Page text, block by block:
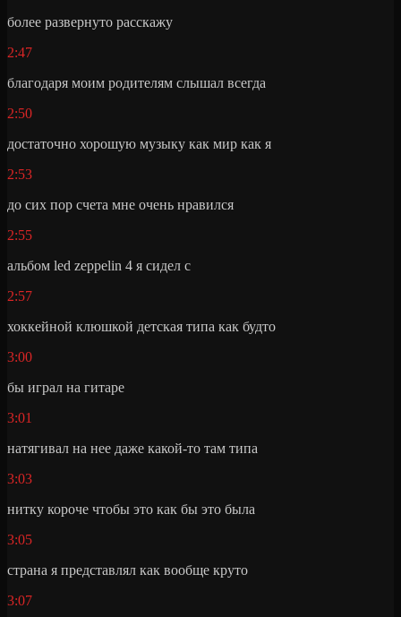
более развернуто расскажу
2:47
благодаря моим родителям слышал всегда
2:50
достаточно хорошую музыку как мир как я
2:53
до сих пор счета мне очень нравился
2:55
альбом led zeppelin 4 я сидел с
2:57
хоккейной клюшкой детская типа как будто
3:00
бы играл на гитаре
3:01
натягивал на нее даже какой-то там типа
3:03
нитку короче чтобы это как бы это была
3:05
страна я представлял как вообще круто
3:07